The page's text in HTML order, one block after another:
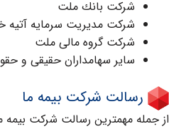
شرکت بانك ملت
شرکت مدیریت سرمایه آتیه
شرکت گروه مالی ملت
سایر سهامداران حقیقی و
رسالت شرکت بیمه ما
از جمله مهمترین رسالت شرکت بیمه